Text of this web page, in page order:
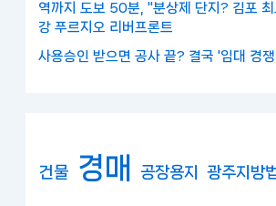
역까지 도보 50분, "분상제 단지? 김포
강 푸르지오 리버프론트
사용승인 받으면 공사 끝? 결국 '임대 경
건물 경매 공장용지 광주지방